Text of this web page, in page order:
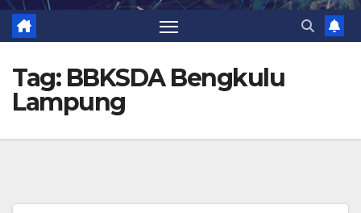
Tag: BBKSDA Bengkulu
Lampung